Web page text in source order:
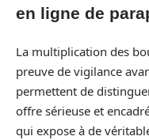
en ligne de
La multiplication des
preuve de vigilance
permettent de
offre sérieuse et
qui expose à de